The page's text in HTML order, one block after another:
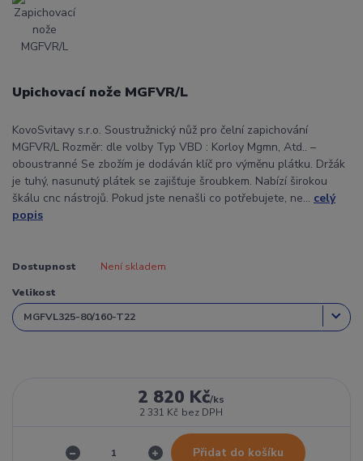
Upichovací nože MGFVR/L
KovoSvitavy s.r.o. Soustružnický nůž pro čelní zapichování
MGFVR/L Rozměr: dle volby Typ VBD : Korloy Mgmn, Atd.. –
oboustranné Se zbožím je dodáván klíč pro výměnu plátku. Držák
je tuhý, nasunutý plátek se zajišťuje šroubkem. Nabízí širokou
škálu cnc nástrojů. Pokud jste nenašli co potřebujete, ne... celý
popis
Dostupnost Není skladem
Velikost
2 820 Kč/ks
2 331 Kč bez DPH
Přidat do košíku